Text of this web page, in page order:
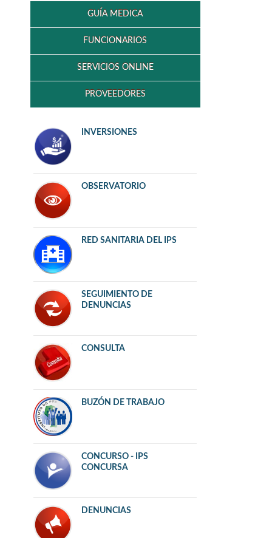
GUÍA MEDICA
FUNCIONARIOS
SERVICIOS ONLINE
PROVEEDORES
INVERSIONES
OBSERVATORIO
RED SANITARIA DEL IPS
SEGUIMIENTO DE
DENUNCIAS
CONSULTA
BUZÓN DE TRABAJO
CONCURSO - IPS
CONCURSA
DENUNCIAS